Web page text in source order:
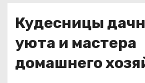
Кудесницы
уюта и мастера
домашнего